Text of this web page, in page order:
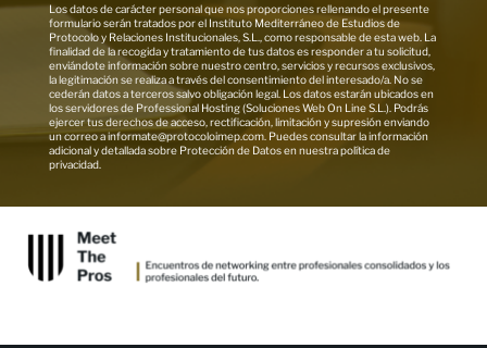
Los datos de carácter personal que nos proporciones rellenando el presente
formulario serán tratados por el Instituto Mediterráneo de Estudios de
Protocolo y Relaciones Institucionales, S.L., como responsable de esta web. La
finalidad de la recogida y tratamiento de tus datos es responder a tu solicitud,
enviándote información sobre nuestro centro, servicios y recursos exclusivos,
la legitimación se realiza a través del consentimiento del interesado/a. No se
cederán datos a terceros salvo obligación legal. Los datos estarán ubicados en
los servidores de Professional Hosting (Soluciones Web On Line S.L.). Podrás
ejercer tus derechos de acceso, rectificación, limitación y supresión enviando
un correo a informate@protocoloimep.com. Puedes consultar la información
adicional y detallada sobre Protección de Datos en nuestra política de
privacidad.